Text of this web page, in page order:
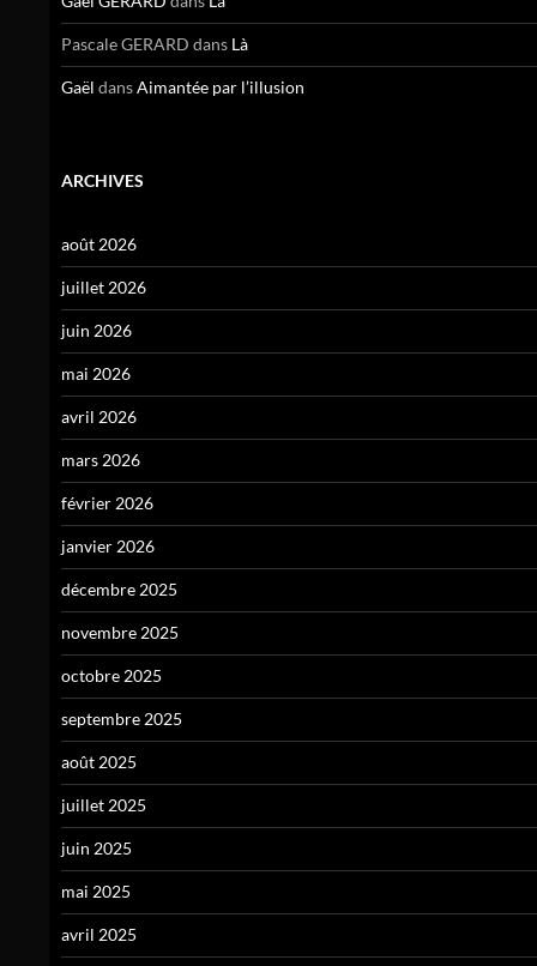
Pascale GERARD dans Là
Gaël dansAimantée par l’illusion
ARCHIVES
août 2026
juillet 2026
juin 2026
mai 2026
avril 2026
mars 2026
février 2026
janvier 2026
décembre 2025
novembre 2025
octobre 2025
septembre 2025
août 2025
juillet 2025
juin 2025
mai 2025
avril 2025